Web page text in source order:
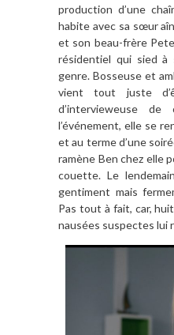
production d’une
habite avec sa sœur
et son beau-frère
résidentiel qui sied
genre. Bosseuse et
vient tout juste
d’intervieweuse
l’événement, elle se
et au terme d’une
ramène Ben chez elle
couette. Le
gentiment mais
Pas tout à fait, car,
nausées suspectes